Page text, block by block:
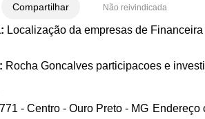
Compartilhar Não reivindicada
Localização da empresas de Financeira
Rocha Goncalves participacoes e
- Centro - Ouro Preto - MG Endereço